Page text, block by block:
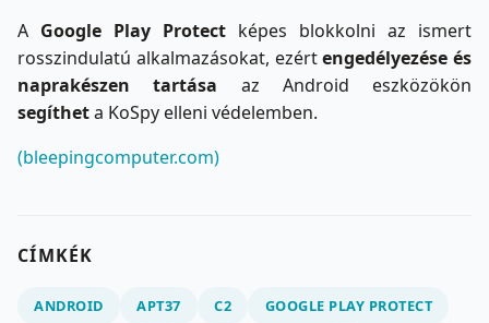
A Google Play Protect képes blokkolni az ismert
rosszindulatú alkalmazásokat, ezértengedélyezése és
naprakészen tartása az Android eszközökön
segítheta KoSpy elleni védelemben.
(bleepingcomputer.com)
CÍMKÉK
ANDROID APT37 C2
GOOGLE PLAY PROTECT